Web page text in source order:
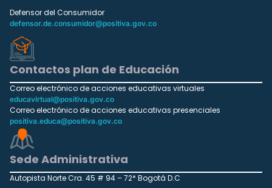
Defensor del Consumidor
defensor.de.consumidor@positiva.gov.co
Contactos plan de Educación
Correo electrónico de acciones educativas virtuales
educavirtual@positiva.gov.co
Correo electrónico de acciones educativas presenciales
positiva.educa@positiva.gov.co
Sede Administrativa
Autopista Norte Cra. 45 # 94 – 72* Bogotá D.C